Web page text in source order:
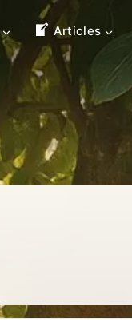
Articles